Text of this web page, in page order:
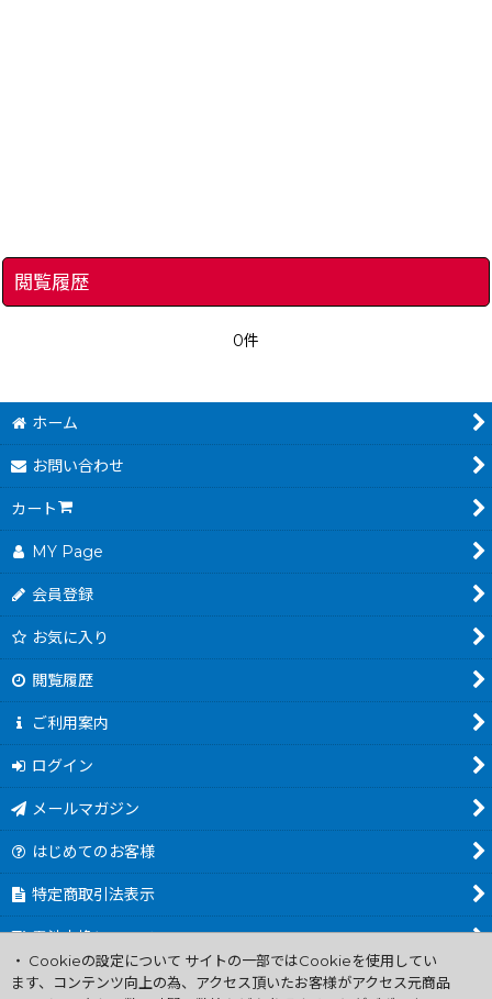
閲覧履歴
0件
ホーム
お問い合わせ
カート
MY Page
会員登録
お気に入り
閲覧履歴
ご利用案内
ログイン
メールマガジン
はじめてのお客様
特定商取引法表示
電池交換について
商品カテゴリ一覧
・ Cookieの設定について サイトの一部ではCookieを使用してい
ます、コンテンツ向上の為、アクセス頂いたお客様がアクセス元商品